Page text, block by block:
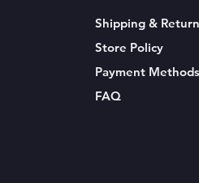
Shipping &
Store Policy
Payment Methods
FAQ